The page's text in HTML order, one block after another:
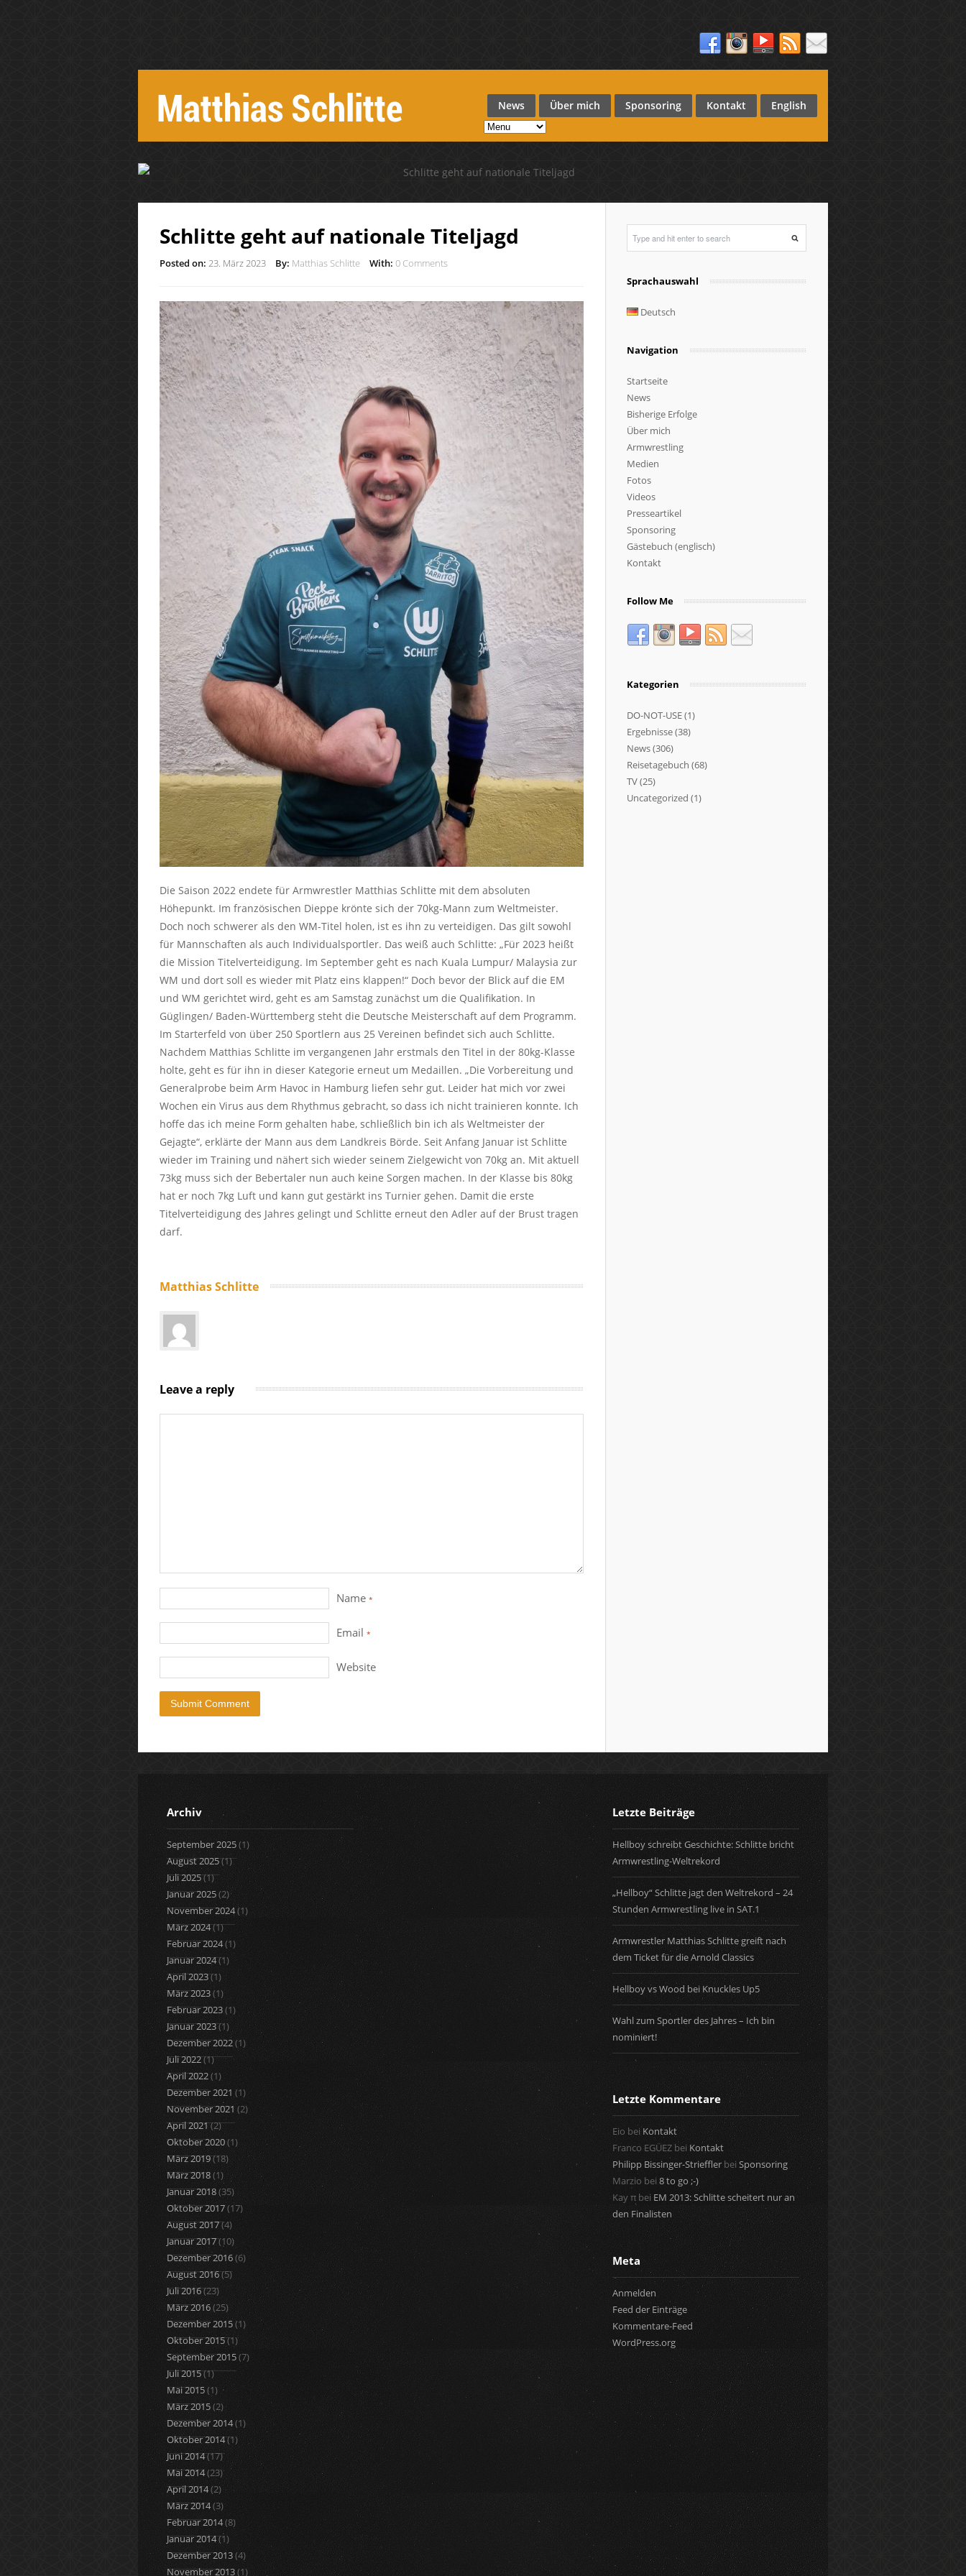
News Über mich Sponsoring Kontakt English
Schlitte geht auf nationale Titeljagd
Posted on: 23. März 2023 By: Matthias Schlitte With: 0 Comments
Die Saison 2022 endete für Armwrestler Matthias Schlitte mit dem absoluten
Höhepunkt. Im französischen Dieppe krönte sich der 70kg-Mann zum Weltmeister.
Doch noch schwerer als den WM-Titel holen, ist es ihn zu verteidigen. Das gilt sowohl
für Mannschaften als auch Individualsportler. Das weiß auch Schlitte: „Für 2023 heißt
die Mission Titelverteidigung. Im September geht es nach Kuala Lumpur/ Malaysia zur
WM und dort soll es wieder mit Platz eins klappen!“ Doch bevor der Blick auf die EM
und WM gerichtet wird, geht es am Samstag zunächst um die Qualifikation. In
Güglingen/ Baden-Württemberg steht die Deutsche Meisterschaft auf dem Programm.
Im Starterfeld von über 250 Sportlern aus 25 Vereinen befindet sich auch Schlitte.
Nachdem Matthias Schlitte im vergangenen Jahr erstmals den Titel in der 80kg-Klasse
holte, geht es für ihn in dieser Kategorie erneut um Medaillen. „Die Vorbereitung und
Generalprobe beim Arm Havoc in Hamburg liefen sehr gut. Leider hat mich vor zwei
Wochen ein Virus aus dem Rhythmus gebracht, so dass ich nicht trainieren konnte. Ich
hoffe das ich meine Form gehalten habe, schließlich bin ich als Weltmeister der
Gejagte“, erklärte der Mann aus dem Landkreis Börde. Seit Anfang Januar ist Schlitte
wieder im Training und nähert sich wieder seinem Zielgewicht von 70kg an. Mit aktuell
73kg muss sich der Bebertaler nun auch keine Sorgen machen. In der Klasse bis 80kg
hat er noch 7kg Luft und kann gut gestärkt ins Turnier gehen. Damit die erste
Titelverteidigung des Jahres gelingt und Schlitte erneut den Adler auf der Brust tragen
darf.
Matthias Schlitte
Leave a reply
Name *
Email *
Website
Sprachauswahl
Deutsch
Navigation
Startseite
News
Bisherige Erfolge
Über mich
Armwrestling
Medien
Fotos
Videos
Presseartikel
Sponsoring
Gästebuch (englisch)
Kontakt
Follow Me
Kategorien
DO-NOT-USE(1)
Ergebnisse(38)
News(306)
Reisetagebuch (68)
TV(25)
Uncategorized (1)
festwin
huhubet
betgar
roketbet
betgit
Archiv
September 2025(1)
August 2025(1)
Juli 2025(1)
Januar 2025(2)
November 2024(1)
März 2024(1)
Februar 2024(1)
Januar 2024(1)
April 2023(1)
März 2023(1)
Februar 2023(1)
Januar 2023(1)
Dezember 2022(1)
Juli 2022(1)
April 2022(1)
Dezember 2021 (1)
November 2021 (2)
April 2021(2)
Oktober 2020(1)
März 2019(18)
März 2018(1)
Januar 2018(35)
Oktober 2017(17)
August 2017(4)
Januar 2017(10)
Dezember 2016(6)
August 2016(5)
Juli 2016(23)
März 2016(25)
Dezember 2015(1)
Oktober 2015(1)
September 2015(7)
Juli 2015(1)
Mai 2015(1)
März 2015(2)
Dezember 2014(1)
Oktober 2014(1)
Juni 2014(17)
Mai 2014(23)
April 2014(2)
März 2014(3)
Februar 2014(8)
Januar 2014(1)
Dezember 2013(4)
November 2013(1)
Letzte Beiträge
Hellboy schreibt Geschichte: Schlitte bricht
Armwrestling-Weltrekord
„Hellboy“ Schlitte jagt den Weltrekord – 24
Stunden Armwrestling live in SAT.1
Armwrestler Matthias Schlitte greift nach
dem Ticket für die Arnold Classics
Hellboy vs Wood bei Knuckles Up5
Wahl zum Sportler des Jahres – Ich bin
nominiert!
Letzte Kommentare
Eio beiKontakt
Franco EGÜEZ bei Kontakt
Philipp Bissinger-Strieffler bei Sponsoring
Marzio bei 8 to go ;-)
Kay π bei EM 2013: Schlitte scheitert nur an
den Finalisten
Meta
Anmelden
Feed der Einträge
Kommentare-Feed
WordPress.org